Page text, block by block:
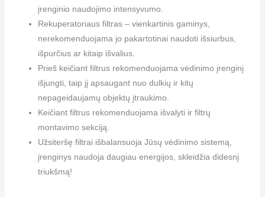
įrenginio naudojimo intensyvumo.
Rekuperatoriaus filtras – vienkartinis gaminys,
nerekomenduojama jo pakartotinai naudoti išsiurbus,
išpurčius ar kitaip išvalius.
Prieš keičiant filtrus rekomenduojama vėdinimo įrenginį
išjungti, taip jį apsaugant nuo dulkių ir kitų
nepageidaujamų objektų įtraukimo.
Keičiant filtrus rekomenduojama išvalyti ir filtrų
montavimo sekciją.
Užsiteršę filtrai išbalansuoja Jūsų vėdinimo sistemą,
įrenginys naudoja daugiau energijos, skleidžia didesnį
triukšmą!